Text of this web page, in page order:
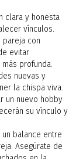
clara y honesta
vínculos.
pareja con
evitar
profunda.
nuevas y
la chispa viva.
un nuevo hobby
su vínculo y
balance entre
Asegúrate de